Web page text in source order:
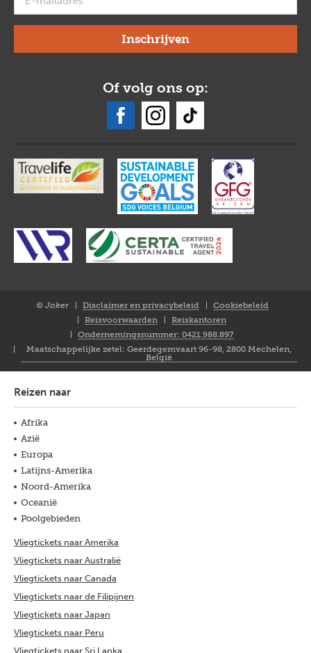
Of volg ons op:
© Joker
Disclaimer en privacybeleid
Cookiebeleid
Reisvoorwaarden
Reiskantoren
Ondernemingsnummer: 0421.988.897
Maatschappelijke zetel: Geerdegemvaart 96-98, 2800 Mechelen,
België
Reizen naar
Afrika
Azië
Europa
Latijns-Amerika
Noord-Amerika
Oceanië
Poolgebieden
Vliegtickets naar Amerika
Vliegtickets naar Australië
Vliegtickets naar Canada
Vliegtickets naar de Filipijnen
Vliegtickets naar Japan
Vliegtickets naar Peru
Vliegtickets naar Sri Lanka